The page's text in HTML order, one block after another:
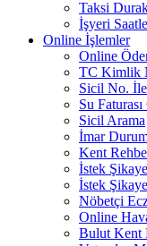
Taksi
İşyeri
Online İşlemler
Online
TC Kimlik
Sicil No.
Su
Sicil Arama
İmar
Kent
İstek
İstek
Nöbetçi
Online
Bulut Kent